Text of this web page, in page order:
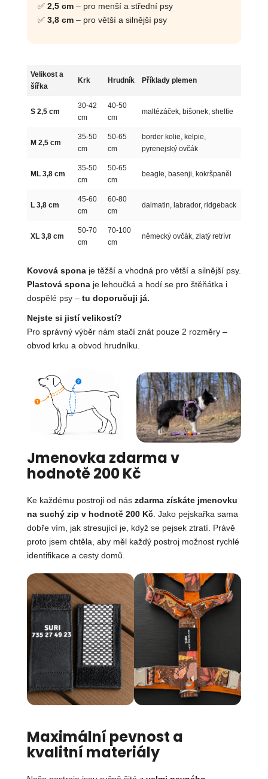
✅ 2,5 cm – pro menší a střední psy
✅ 3,8 cm – pro větší a silnější psy
Velikost a
šířka
Krk Hrudník Příklady plemen
S 2,5 cm
30-42
cm
40-50
cm
maltézáček, bišonek, sheltie
M 2,5 cm
35-50
cm
50-65
cm
border kolie, kelpie,
pyrenejský ovčák
ML 3,8 cm
35-50
cm
50-65
cm
beagle, basenji, kokršpaněl
L 3,8 cm
45-60
cm
60-80
cm
dalmatin, labrador, ridgeback
XL 3,8 cm
50-70
cm
70-100
cm
německý ovčák, zlatý retrívr
Kovová spona je těžší a vhodná pro větší a silnější psy.
Plastová spona je lehoučká a hodí se pro štěňátka i
dospělé psy – tu doporučuji já.
Nejste si jistí velikostí?
Pro správný výběr nám stačí znát pouze 2 rozměry –
obvod krku a obvod hrudníku.
Jmenovka zdarma v
hodnotě 200 Kč
Ke každému postroji od nás zdarma získáte jmenovku
na suchý zip v hodnotě 200 Kč . Jako pejskařka sama
dobře vím, jak stresující je, když se pejsek ztratí. Právě
proto jsem chtěla, aby měl každý postroj možnost rychlé
identifikace a cesty domů.
Maximální pevnost a
kvalitní materiály